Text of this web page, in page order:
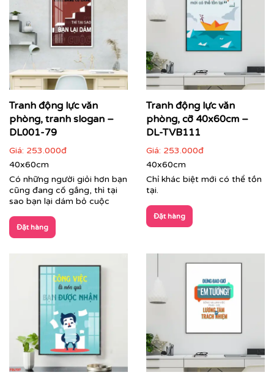
Tranh động lực văn
phòng, tranh slogan –
DL001-79
Giá: 253.000đ
40x60cm
Có những người giỏi hơn bạn
cũng đang cố gắng, thì tại
sao bạn lại dám bỏ cuộc
Đặt hàng
Tranh động lực văn
phòng, cỡ 40x60cm –
DL-TVB111
Giá: 253.000đ
40x60cm
Chỉ khác biệt mới có thể tồn
tại.
Đặt hàng